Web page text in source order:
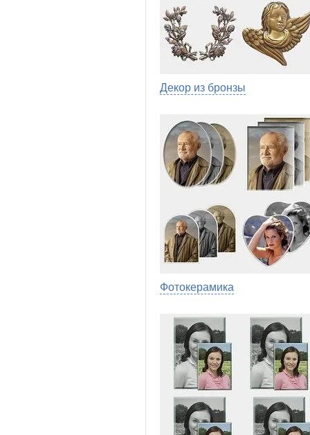
Декор из бронзы
Фотокерамика